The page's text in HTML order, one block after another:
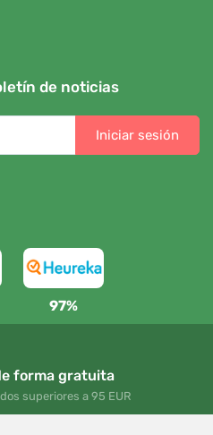
de noticias
Iniciar sesión
97%
forma gratuita
superiores a 95 EUR